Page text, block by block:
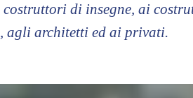
di insegne, ai
agli architetti ed ai privati.